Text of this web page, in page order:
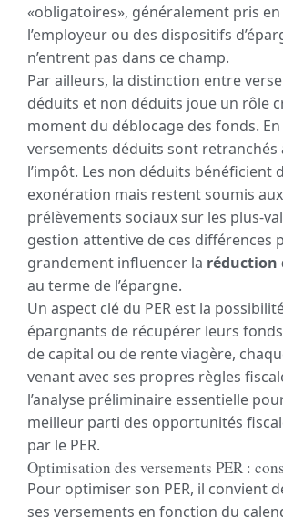
«obligatoires», généralement pris
l’employeur ou des dispositifs
n’entrent pas dans ce champ.
Par ailleurs, la distinction entre
déduits et non déduits joue un rôle
moment du déblocage des fonds.
versements déduits sont retranchés
l’impôt. Les non déduits bénéficient
exonération mais restent soumis aux
prélèvements sociaux sur les plus-
gestion attentive de ces différences
grandement influencer la réduction
au terme de l’épargne.
Un aspect clé du PER est la
épargnants de récupérer leurs
de capital ou de rente viagère,
venant avec ses propres règles
l’analyse préliminaire essentielle
meilleur parti des opportunités
par le PER.
Optimisation des versements PER :
Pour optimiser son PER, il convient
ses versements en fonction du